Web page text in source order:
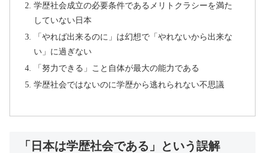
学歴社会成立の必要条件であるメリトクラシーを満た
していない日本
「やれば出来るのに」は幻想で「やれないから出来な
い」に過ぎない
「努力できる」こと自体が最大の能力である
学歴社会ではないのに学歴から逃れられない不思議
「日本は学歴社会である」という誤解